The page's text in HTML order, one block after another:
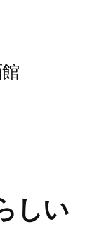
しい